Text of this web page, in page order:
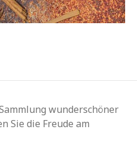
wunderschöner
Sie die Freude am